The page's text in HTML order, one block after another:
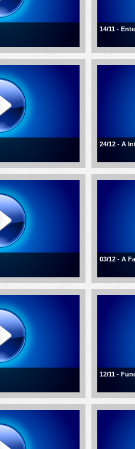
14/11 -
24/12 - A
03/12 - A
12/11 -